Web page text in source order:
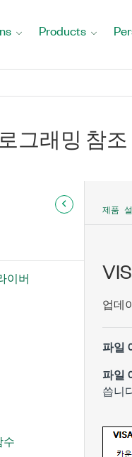
Products
그래밍 참
이버
수
제품
업데
파일
파일
씁니